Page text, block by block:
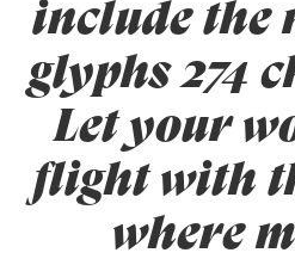
include the
glyphs 274
Let your
flight with
where